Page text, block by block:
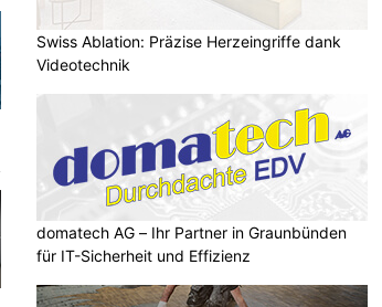
Swiss Ablation: Präzise Herzeingriffe dank
Videotechnik
domatech AG – Ihr Partner in Graunbünden
für IT-Sicherheit und Effizienz